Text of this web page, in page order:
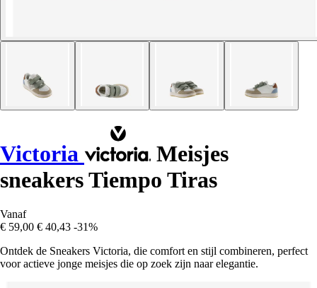
Victoria
Meisjes
sneakers Tiempo Tiras
Vanaf
€ 59,00 € 40,43 -31%
Ontdek de Sneakers Victoria, die comfort en stijl combineren, perfect
voor actieve jonge meisjes die op zoek zijn naar elegantie.